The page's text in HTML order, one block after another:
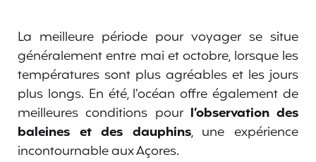
La meilleure période pour voyager se situe
généralement entre mai et octobre, lorsque les
températures sont plus agréables et les jours
plus longs. En été, l’océan offre également de
meilleures conditions pour l’observation des
baleines et des dauphins, une expérience
incontournable aux Açores.